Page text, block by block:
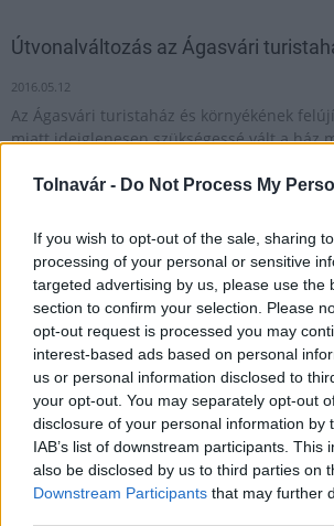
Tolnavár - Do Not Process My
If you wish to opt-out of the sale, sharing
processing of your personal or sensitive
targeted advertising by us, please use the
section to confirm your selection. Please
opt-out request is processed you may
interest-based ads based on personal
us or personal information disclosed to
your opt-out. You may separately opt-out
disclosure of your personal information by
IAB’s list of downstream participants. This
also be disclosed by us to third parties on
Downstream Participants that may further
Útvonalváltozás az Ágasvári
2016.05.12
Az Ágasvári turistaház és környékének
miatt ideiglenesen szükségessé vált a ház
Kerékpárutat avattak Királyrét és
2016.05.09
Újabb kerékpáros útszakasz létesült a
Nógrád között.
Mesterecset rajzpályázat a Magyar
2016.05.05
Országos rajzpályázatot hirdet a Magyar
amelyen minden 6-14 év közötti gyermek